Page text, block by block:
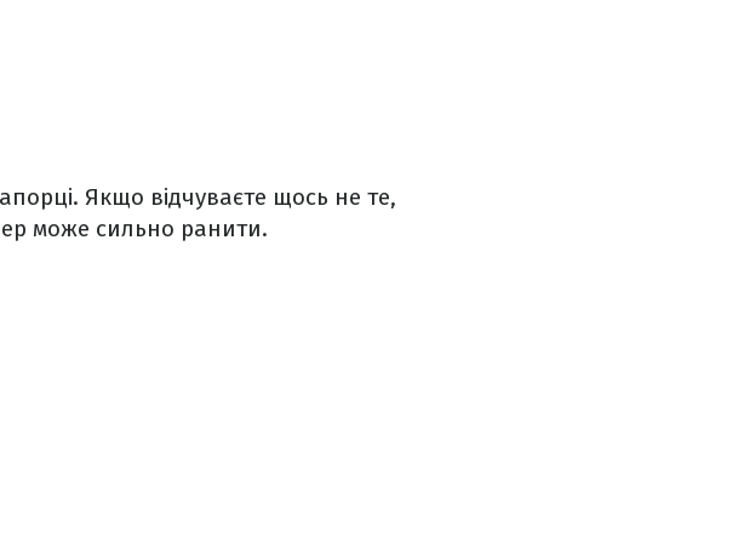
Якщо відчуваєте щось не те,
може сильно ранити.